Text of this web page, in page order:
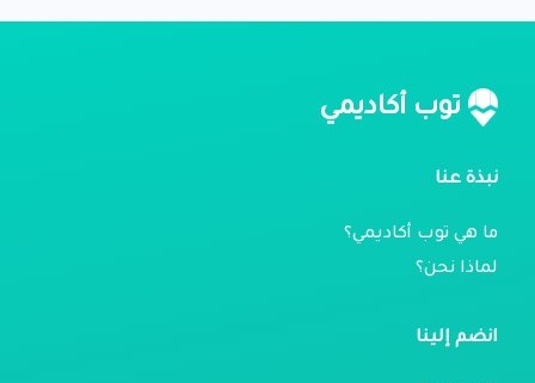
توب أكاديمي
نبذة عنا
ما هي توب أكاديمي؟
لماذا نحن؟
انضم إلينا